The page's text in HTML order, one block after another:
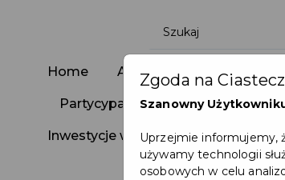
Home Aktualności
Partycypacja Społeczna
Inwestycje w Pruszczu Mapa
Zgoda na
Szanowny
Uprzejmie informujemy,
używamy technologii
osobowych w celu